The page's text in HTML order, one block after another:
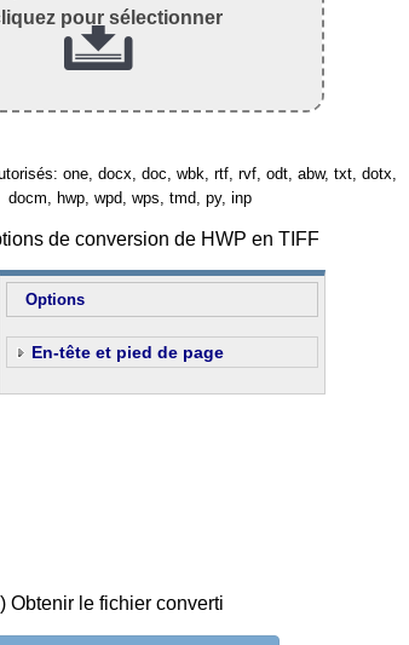
pour sélectionner
one, docx, doc, wbk, rtf, rvf, odt, abw, txt, dotx,
docm, hwp, wpd, wps, tmd, py, inp
de conversion de HWP en TIFF
Options
En-tête et pied de page
Obtenir le fichier converti